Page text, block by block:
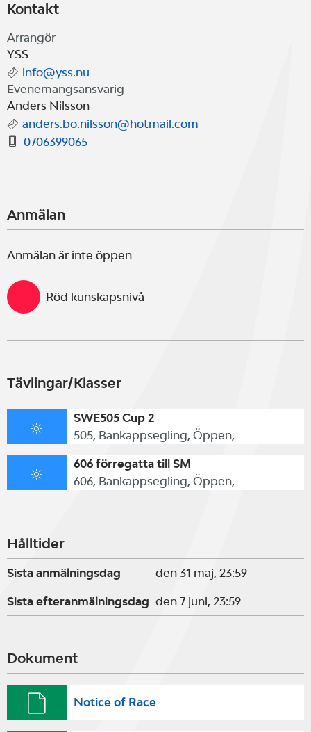
Kontakt
Arrangör
YSS
info@yss.nu
Evenemangsansvarig
Anders Nilsson
anders.bo.nilsson@hotmail.com
0706399065
Anmälan
Anmälan är inte öppen
Röd kunskapsnivå
Tävlingar/Klasser
SWE505 Cup 2
505, Bankappsegling, Öppen,
606 förregatta till SM
606, Bankappsegling, Öppen,
Hålltider
Sista anmälningsdag den 31 maj, 23:59
Sista efteranmälningsdag den 7 juni, 23:59
Dokument
Notice of Race